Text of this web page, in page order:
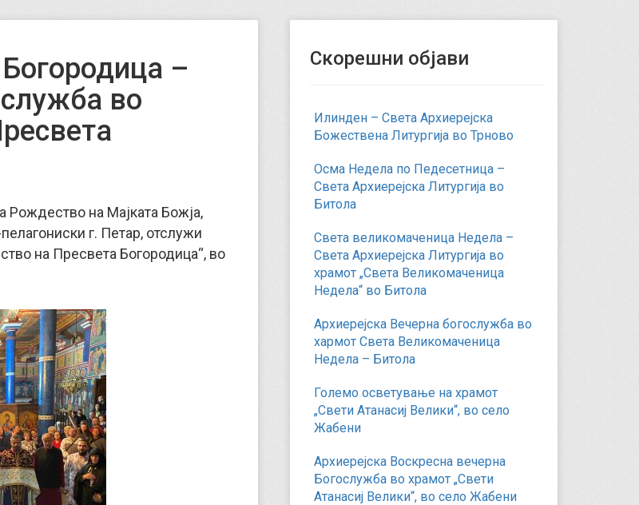
–
во
Рождество на Мајката Божја,
г. Петар, отслужи
на Пресвета Богородица“, во
Скорешни објави
Илинден – Света Архиерејска
Божествена Литургија во Трново
Осма Недела по Педесетница –
Света Архиерејска Литургија во
Битола
Света великомаченица Недела –
Света Архиерејска Литургија во
храмот „Света Великомаченица
Недела“ во Битола
Архиерејска Вечерна богослужба во
хармот Света Великомаченица
Недела – Битола
Големо осветување на храмот
„Свети Атанасиј Велики“, во село
Жабени
Архиерејска Воскресна вечерна
Богослужба во храмот „Свети
Атанасиј Велики“, во село Жабени